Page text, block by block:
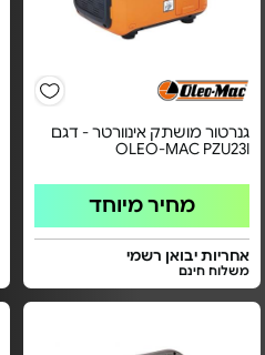
גנרטור מושתק אינוורטר - דגם
OLEO-MAC PZU23I
מחיר מיוחד
אחריות יבואן רשמי
משלוח חינם